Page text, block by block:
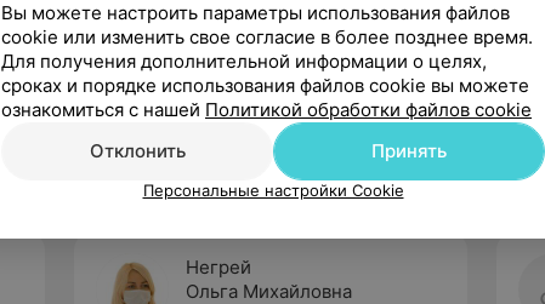
Рекомендую
Негрей
Ольга Михайловна
Вы можете настроить параметры использования файлов
cookie или изменить свое согласие в более позднее время.
Для получения дополнительной информации о целях,
сроках и порядке использования файлов cookie вы можете
ознакомиться с нашей Политикой обработки файлов cookie
Отклонить
Принять
Персональные настройки Cookie